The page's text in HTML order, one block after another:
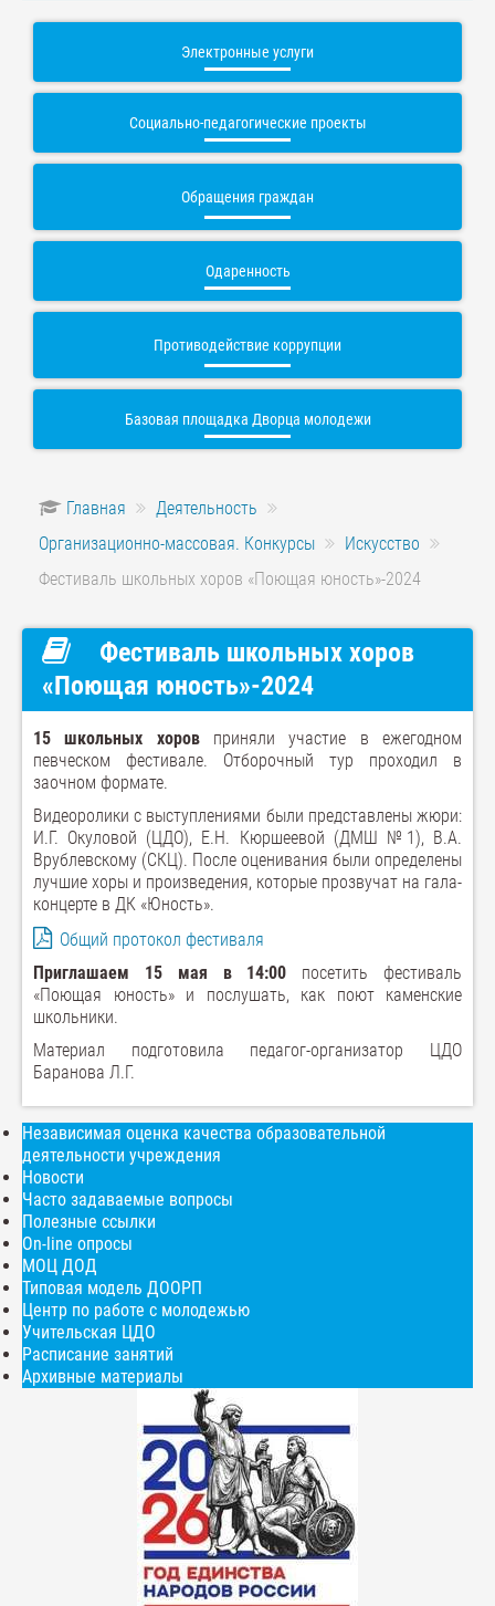
Электронные услуги
Социально-педагогические проекты
Обращения граждан
Одаренность
Противодействие коррупции
Базовая площадка Дворца молодежи
Главная
Деятельность
Организационно-массовая. Конкурсы
Искусство
Фестиваль школьных хоров «Поющая юность»-2024
Фестиваль школьных хоров
«Поющая юность»-2024
15 школьных хоровприняли участие в ежегодном
певческом фестивале. Отборочный тур проходил в
заочном формате.
Видеоролики с выступлениями были представлены жюри:
И.Г. Окуловой (ЦДО), Е.Н. Кюршеевой (ДМШ №1), В.А.
Врублевскому (СКЦ). После оценивания были определены
лучшие хоры и произведения, которые прозвучат на гала-
концерте в ДК «Юность».
Общий протокол фестиваля
Приглашаем 15 мая в 14:00 посетить фестиваль
«Поющая юность» и послушать, как поют каменские
школьники.
Материал подготовила педагог-организатор ЦДО
Баранова Л.Г.
Независимая оценка качества образовательной
деятельности учреждения
Новости
Часто задаваемые вопросы
Полезные ссылки
On-line опросы
МОЦ ДОД
Типовая модель ДООРП
Центр по работе с молодежью
Учительская ЦДО
Расписание занятий
Архивные материалы